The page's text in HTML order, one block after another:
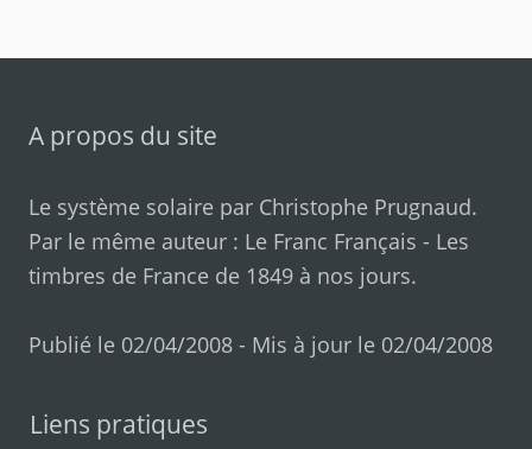
A propos du site
Le système solaire par Christophe Prugnaud.
Par le même auteur : Le Franc Français - Les
timbres de France de 1849 à nos jours.
Publié le 02/04/2008 - Mis à jour le 02/04/2008
Liens pratiques